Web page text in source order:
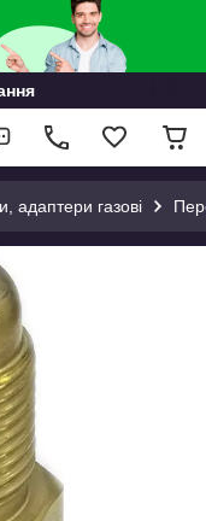
адаптери газові